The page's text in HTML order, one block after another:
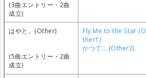
(3曲エントリー・2曲
成立)
はやと。(Other)
(5曲エントリー・2曲
成立)
Fly Me to the Star (O
ther1)
かつて… (Other2)